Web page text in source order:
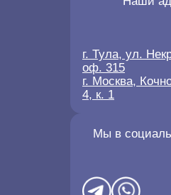
Мы в
г. Тула, ул.
оф. 315
г. Москва,
4, к. 1